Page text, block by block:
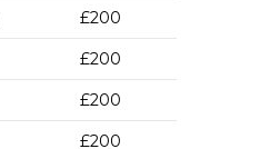
£200
£200
£200
£200